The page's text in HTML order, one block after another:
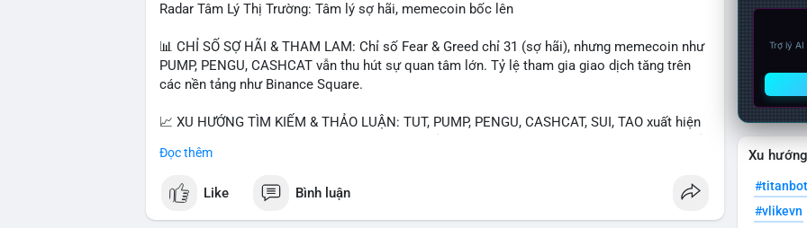
Radar Tâm Lý Thị Trường: Tâm lý sợ hãi, memecoin bốc lên
📊 CHỈ SỐ SỢ HÃI & THAM LAM: Chỉ số Fear & Greed chỉ 31 (sợ hãi), nhưng memecoin như
PUMP, PENGU, CASHCAT vẫn thu hút sự quan tâm lớn. Tỷ lệ tham gia giao dịch tăng trên
các nền tảng như Binance Square.
📈 XU HƯỚNG TÌM KIẾM & THẢO LUẬN: TUT, PUMP, PENGU, CASHCAT, SUI, TAO xuất hiện
đề hấp dẫn. Bàn tán về SPCX và SAGA cũng hấp dẫn.
💬 DÒNG CHẢY TIN TỨC & TRUYỀN THÔNG: Bàn tán về "long SAGA", "short SPCX", và "đã
ngồi ăn ở khách sạn 5*" (từ bài đăng Binance Square). Tin tức về BIP-110 Bitcoin và SKR
Đọc thêm
Like Bình luận
Trợ lý
Xu
#titanbot
#vlikevn